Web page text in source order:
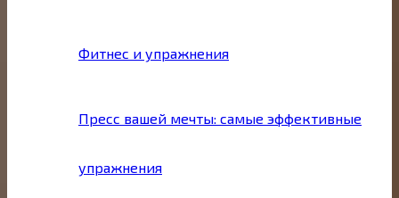
Фитнес и упражнения
Пресс вашей мечты: самые эффективные
упражнения